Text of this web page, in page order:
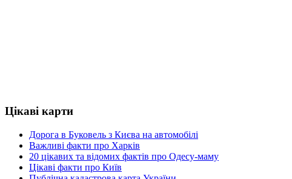
Цікаві карти
Дорога в Буковель з Києва на автомобілі
Важливі факти про Харків
20 цікавих та відомих фактів про Одесу-маму
Цікаві факти про Київ